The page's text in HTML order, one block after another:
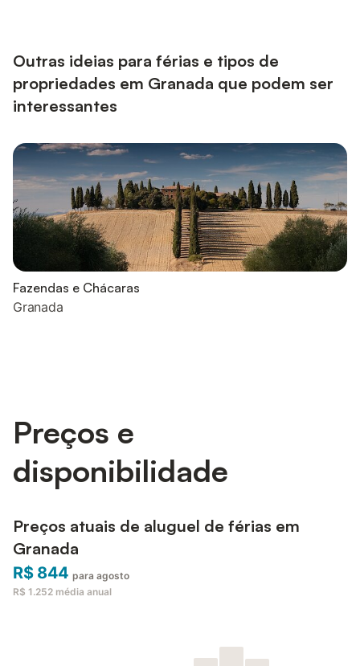
azotea...
Outras ideias para férias e tipos de
propriedades em Granada que podem ser
interessantes
Fazendas e Chácaras
Granada
Preços e
disponibilidade
Preços atuais de aluguel de férias em
Granada
R$ 844 para agosto
R$ 1.252 média anual